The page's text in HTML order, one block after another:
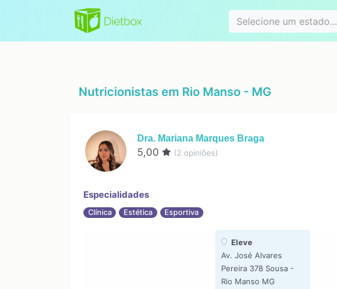
Selecione um estado...
Nutricionistas em Rio Manso - MG
Dra. Mariana Marques Braga
5,00 (2 opiniões)
Especialidades
Clínica Estética Esportiva
Eleve
Av. José Alvares
Pereira 378 Sousa -
Rio Manso MG